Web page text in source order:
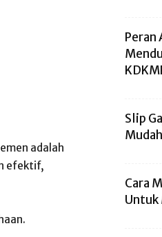
adalah
efektif,
Peran
Slip
Cara
Untuk